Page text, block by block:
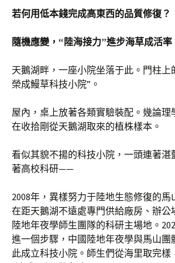
若何用低本錢完成高東西的品質修復？
隨機應變，“陸海接力”進步海草成活率
天鵝湖畔，一座小院坐落于此。門柱上
榮成鰻草科技小院”。
屋內，桌上放著各類實驗裝配。幾論理
在收拾剛從天鵝湖取來的植株樣本。
看似其貌不揚的科技小院，一頭連著湛
著高校科研——
2008年，異樣努力于陸地生態修復的馬
在距天鵝湖不遠處專門供給廠房、辦公
陸地年夜學師生團隊的科研主場地。
進一個步驟，中國陸地年夜學與馬山團
此成立科技小院。師生們從海里取完樣